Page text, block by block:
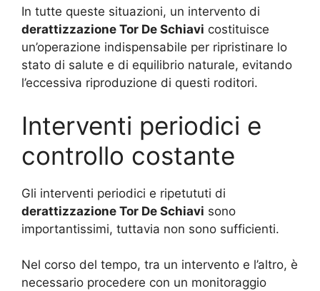
In tutte queste situazioni, un intervento di
derattizzazione Tor De Schiavi costituisce
un’operazione indispensabile per ripristinare lo
stato di salute e di equilibrio naturale, evitando
l’eccessiva riproduzione di questi roditori.
Interventi periodici e
controllo costante
Gli interventi periodici e ripetututi di
derattizzazione Tor De Schiavi sono
importantissimi, tuttavia non sono sufficienti.
Nel corso del tempo, tra un intervento e l’altro, è
necessario procedere con un monitoraggio